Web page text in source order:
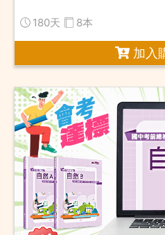
180天 8本
加入